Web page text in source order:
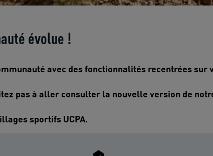
évolue !
avec des fonctionnalités recentrées sur
pas à aller consulter la nouvelle version de
sportifs UCPA.